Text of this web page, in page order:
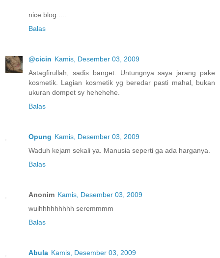
nice blog ....
Balas
@cicin Kamis, Desember 03, 2009
Astagfirullah, sadis banget. Untungnya saya jarang pake
kosmetik. Lagian kosmetik yg beredar pasti mahal, bukan
ukuran dompet sy hehehehe.
Balas
Opung Kamis, Desember 03, 2009
Waduh kejam sekali ya. Manusia seperti ga ada harganya.
Balas
Anonim Kamis, Desember 03, 2009
wuihhhhhhhhh seremmmm
Balas
Abula Kamis, Desember 03, 2009